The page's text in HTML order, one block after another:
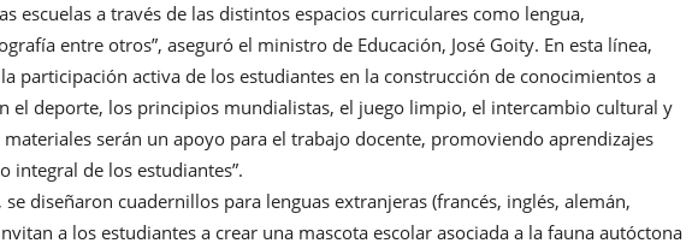
escuelas a través de las distintos espacios curriculares como lengua,
entre otros”, aseguró el ministro de Educación, José Goity. En esta línea,
participación activa de los estudiantes en la construcción de conocimientos a
el deporte, los principios mundialistas, el juego limpio, el intercambio cultural y
serán un apoyo para el trabajo docente, promoviendo aprendizajes
integral de los estudiantes”.
se diseñaron cuadernillos para lenguas extranjeras (francés, inglés, alemán,
a los estudiantes a crear una mascota escolar asociada a la fauna autóctona